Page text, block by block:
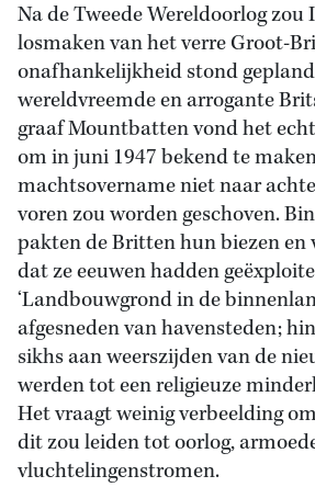
Na de Tweede Wereldoorlog zou
losmaken van het verre Groot-
onafhankelijkheid stond
wereldvreemde en arrogante
graaf Mountbatten vond het
om in juni 1947 bekend te
machtsovername niet naar
voren zou worden geschoven.
pakten de Britten hun biezen en
dat ze eeuwen hadden
‘Landbouwgrond in de
afgesneden van havensteden;
sikhs aan weerszijden van de
werden tot een religieuze
Het vraagt weinig verbeelding
dit zou leiden tot oorlog,
vluchtelingenstromen.